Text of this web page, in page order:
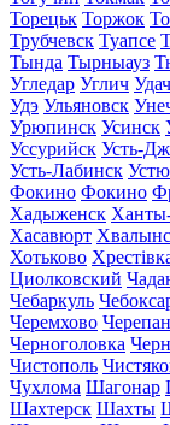
Торецьк Торжок
Трубчевск Туапсе
Тында Тырныауз
Угледар Углич
Удэ Ульяновск
Урюпинск Усинск
Уссурийск Усть-
Усть-Лабинск
Фокино Фокино
Хадыженск
Хасавюрт
Хотьково
Циолковский
Чебаркуль
Черемхово
Черноголовка
Чистополь
Чухлома Шагонар
Шахтерск Шахты